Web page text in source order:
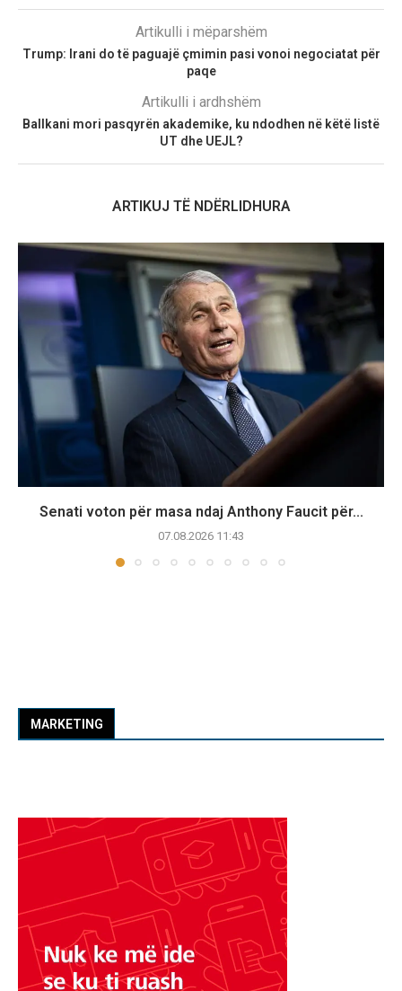
Artikulli i mëparshëm
Trump: Irani do të paguajë çmimin pasi vonoi negociatat për
paqe
Artikulli i ardhshëm
Ballkani mori pasqyrën akademike, ku ndodhen në këtë listë
UT dhe UEJL?
ARTIKUJ TË NDËRLIDHURA
Senati voton për masa ndaj Anthony Faucit për...
07.08.2026 11:43
MARKETING